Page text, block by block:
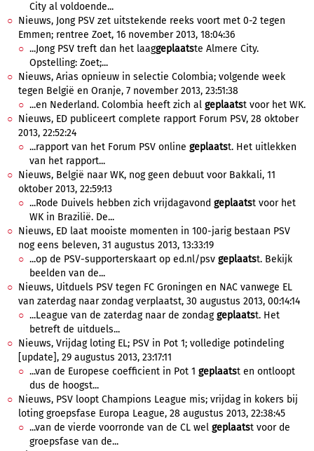
City al voldoende...
Nieuws, Jong PSV zet uitstekende reeks voort met 0-2 tegen
Emmen; rentree Zoet, 16 november 2013, 18:04:36
...Jong PSV treft dan het laaggeplaatste Almere City.
Opstelling: Zoet;...
Nieuws, Arias opnieuw in selectie Colombia; volgende week
tegen België en Oranje, 7 november 2013, 23:51:38
...en Nederland. Colombia heeft zich al geplaatst voor het WK.
Nieuws, ED publiceert complete rapport Forum PSV, 28 oktober
2013, 22:52:24
...rapport van het Forum PSV online geplaatst. Het uitlekken
van het rapport...
Nieuws, België naar WK, nog geen debuut voor Bakkali, 11
oktober 2013, 22:59:13
...Rode Duivels hebben zich vrijdagavond geplaatst voor het
WK in Brazilië. De...
Nieuws, ED laat mooiste momenten in 100-jarig bestaan PSV
nog eens beleven, 31 augustus 2013, 13:33:19
...op de PSV-supporterskaart op ed.nl/psv geplaatst. Bekijk
beelden van de...
Nieuws, Uitduels PSV tegen FC Groningen en NAC vanwege EL
van zaterdag naar zondag verplaatst, 30 augustus 2013, 00:14:14
...League van de zaterdag naar de zondaggeplaatst. Het
betreft de uitduels...
Nieuws, Vrijdag loting EL; PSV in Pot 1; volledige potindeling
[update], 29 augustus 2013, 23:17:11
...van de Europese coefficient in Pot 1 geplaatst en ontloopt
dus de hoogst...
Nieuws, PSV loopt Champions League mis; vrijdag in kokers bij
loting groepsfase Europa League, 28 augustus 2013, 22:38:45
...van de vierde voorronde van de CL wel geplaatst voor de
groepsfase van de...